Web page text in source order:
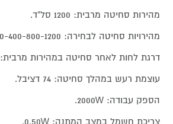
מהירות סחיטה מרבית: 1200 סל"ד.
מהירויות סחיטה לבחירה: 0-400-800-1200 סל"ד.
דרגת לחות לאחר סחיטה במהירות מרבית: 53%.
עוצמת רעש במהלך סחיטה: 74 דציבל.
הספק עבודה: 2000W.
צריכת חשמל במצב המתנה: 0.50W.